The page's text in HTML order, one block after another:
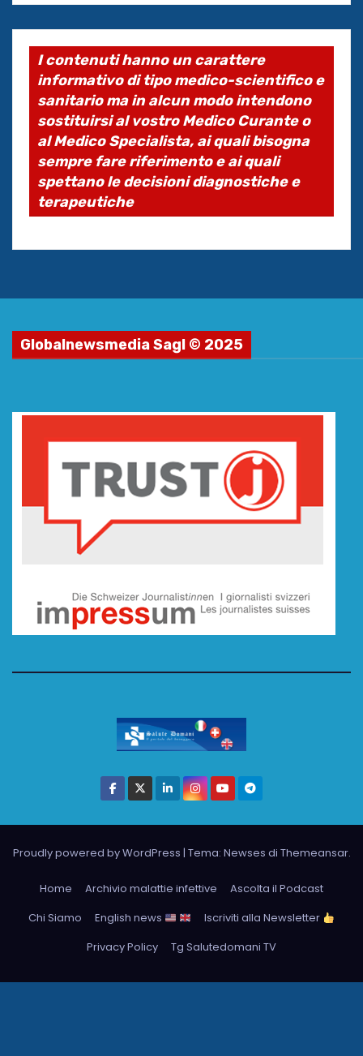
I contenuti hanno un carattere
informativo di tipo medico-scientifico e
sanitario ma in alcun modo intendono
sostituirsi al vostro Medico Curante o
al Medico Specialista, ai quali bisogna
sempre fare riferimento e ai quali
spettano le decisioni diagnostiche e
terapeutiche
Globalnewsmedia Sagl © 2025
Proudly powered by WordPress | Tema: Newses di Themeansar.
Home Archivio malattie infettive
Ascolta il Podcast
Chi Siamo
English news
Iscriviti alla Newsletter
Privacy Policy
Tg Salutedomani TV